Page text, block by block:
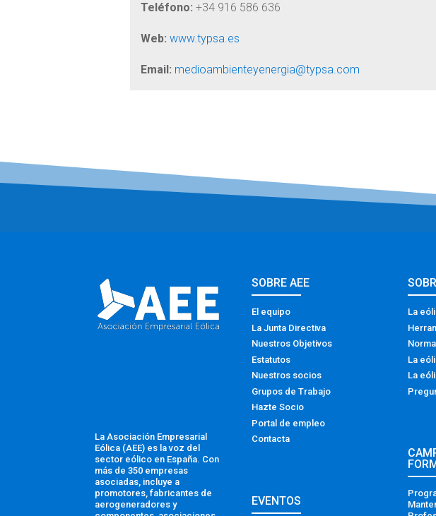
Teléfono: +34 916 586 636
Web: www.typsa.es
Email: medioambienteyenergia@typsa.com
La Asociación Empresarial
Eólica (AEE) es la voz del
sector eólico en España. Con
más de 350 empresas
asociadas, incluye a
promotores, fabricantes de
aerogeneradores y
SOBRE AEE
El equipo
La Junta Directiva
Nuestros Objetivos
Estatutos
Nuestros socios
Grupos de Trabajo
Hazte Socio
Portal de empleo
Contacta
EVENTOS
La
La
La